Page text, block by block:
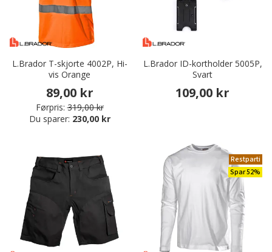
L.Brador T-skjorte 4002P, Hi-
vis Orange
89,00 kr
Førpris: 319,00 kr
Du sparer: 230,00 kr
L.Brador ID-kortholder 5005P,
Svart
109,00 kr
Restparti
Spar 52%